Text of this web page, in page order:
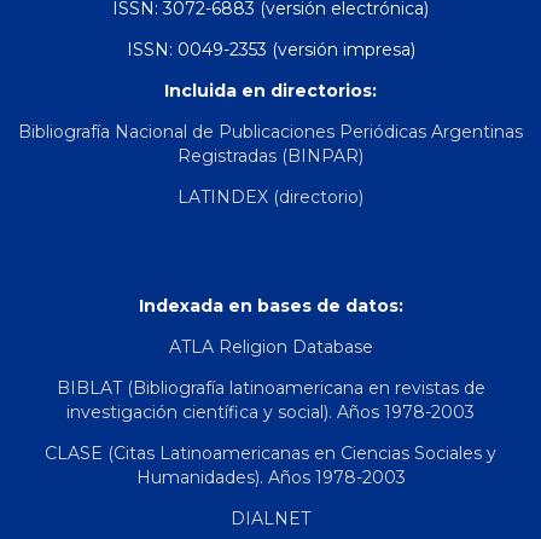
ISSN: 3072-6883 (versión electrónica)
ISSN: 0049-2353 (versión impresa)
Incluida en directorios:
Bibliografía Nacional de Publicaciones Periódicas Argentinas
Registradas (BINPAR)
LATINDEX (directorio)
Indexada en bases de datos:
ATLA Religion Database
BIBLAT (Bibliografía latinoamericana en revistas de
investigación científica y social). Años 1978-2003
CLASE (Citas Latinoamericanas en Ciencias Sociales y
Humanidades). Años 1978-2003
DIALNET